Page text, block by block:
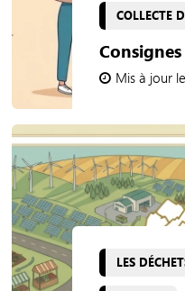
COLLECTE
Mis à jour
LES